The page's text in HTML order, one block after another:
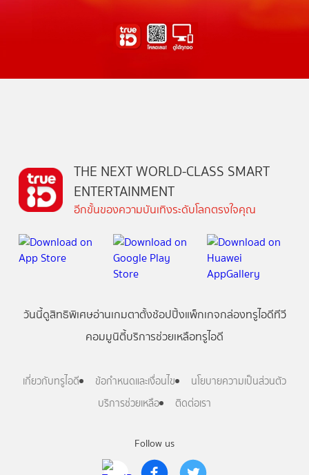
Follow us
THE NEXT WORLD-CLASS SMART
ENTERTAINMENT
อีกขั้นของความบันเทิงระดับโลกตรงใจคุณ
วันนี้ดูสิทธิพิเศษอ่านเกมตาตั้งช้อปปิ้งแพ็กเกจกล่องทรูไอดีทีวี
คอมมูนิตี้บริการช่วยเหลือทรูไอดี
เกี่ยวกับทรูไอดี ข้อกำหนดและเงื่อนไข
นโยบายความเป็นส่วนตัว
บริการช่วยเหลือ
ติดต่อเรา